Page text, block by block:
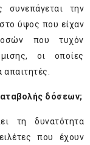
την
ύψος που είχαν
που τυχόν
οι οποίες
απαιτητές.
δόσεων;
τη δυνατότητα
που έχουν